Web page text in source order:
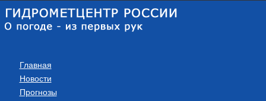
Главная
Новости
Прогнозы